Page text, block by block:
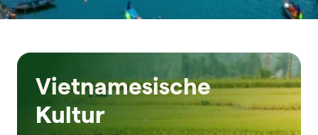
Vietnamesische
Kultur